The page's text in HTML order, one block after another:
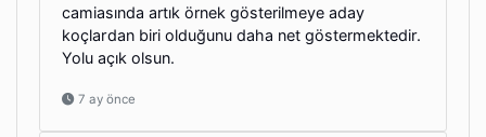
camiasında artık örnek gösterilmeye aday
koçlardan biri olduğunu daha net göstermektedir.
Yolu açık olsun.
7 ay önce